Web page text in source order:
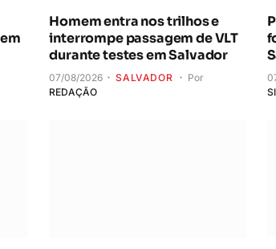
Homem entra nos trilhos e
interrompe passagem de VLT
durante testes em Salvador
07/08/2026 SALVADOR
Por
REDAÇÃO